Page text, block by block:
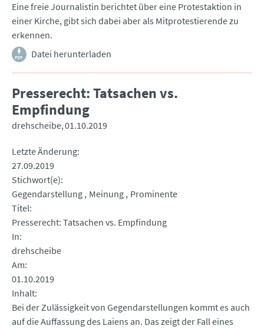
Eine freie Journalistin berichtet über eine Protestaktion in
einer Kirche, gibt sich dabei aber als Mitprotestierende zu
erkennen.
Datei herunterladen
Presserecht: Tatsachen vs.
Empfindung
drehscheibe 01.10.2019
Letzte Änderung
27.09.2019
Stichwort(e)
Gegendarstellung Meinung Prominente
Titel
Presserecht: Tatsachen vs. Empfindung
In
drehscheibe
Am
01.10.2019
Inhalt
Bei der Zulässigkeit von Gegendarstellungen kommt es auch
auf die Auffassung des Laiens an. Das zeigt der Fall eines